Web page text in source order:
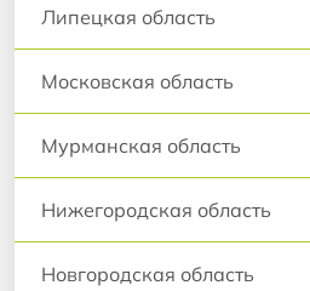
Липецкая область
Московская область
Мурманская область
Нижегородская область
Новгородская область